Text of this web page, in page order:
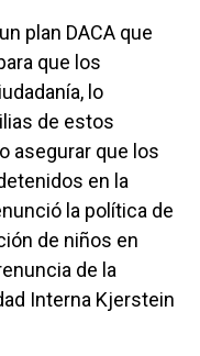
plan DACA que
que los
lo
de estos
asegurar que los
en la
la política de
de niños en
de la
Interna Kjerstein